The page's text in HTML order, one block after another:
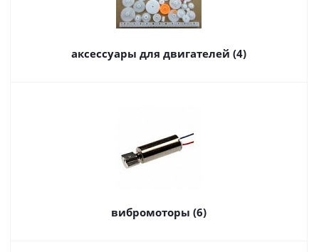
аксессуары для двигателей (4)
вибромоторы (6)